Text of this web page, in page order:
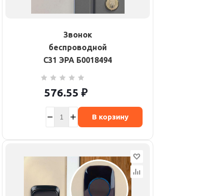
Звонок
беспроводной
C31 ЭРА Б0018494
576.55 ₽
В корзину